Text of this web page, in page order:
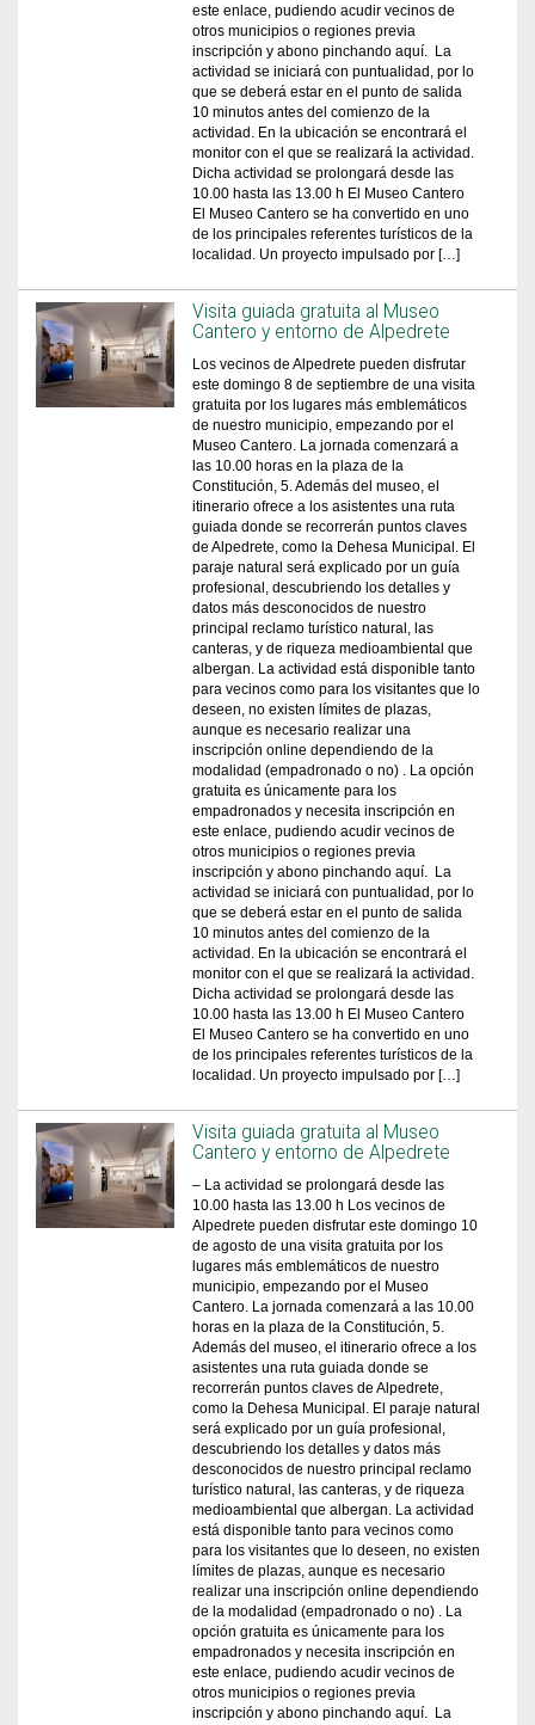
este enlace, pudiendo acudir vecinos de
otros municipios o regiones previa
inscripción y abono pinchando aquí. La
actividad se iniciará con puntualidad, por lo
que se deberá estar en el punto de salida
10 minutos antes del comienzo de la
actividad. En la ubicación se encontrará el
monitor con el que se realizará la actividad.
Dicha actividad se prolongará desde las
10.00 hasta las 13.00 h El Museo Cantero
El Museo Cantero se ha convertido en uno
de los principales referentes turísticos de la
localidad. Un proyecto impulsado por […]
Visita guiada gratuita al Museo
Cantero y entorno de Alpedrete
Los vecinos de Alpedrete pueden disfrutar
este domingo 8 de septiembre de una visita
gratuita por los lugares más emblemáticos
de nuestro municipio, empezando por el
Museo Cantero. La jornada comenzará a
las 10.00 horas en la plaza de la
Constitución, 5. Además del museo, el
itinerario ofrece a los asistentes una ruta
guiada donde se recorrerán puntos claves
de Alpedrete, como la Dehesa Municipal. El
paraje natural será explicado por un guía
profesional, descubriendo los detalles y
datos más desconocidos de nuestro
principal reclamo turístico natural, las
canteras, y de riqueza medioambiental que
albergan. La actividad está disponible tanto
para vecinos como para los visitantes que lo
deseen, no existen límites de plazas,
aunque es necesario realizar una
inscripción online dependiendo de la
modalidad (empadronado o no) . La opción
gratuita es únicamente para los
empadronados y necesita inscripción en
este enlace, pudiendo acudir vecinos de
otros municipios o regiones previa
inscripción y abono pinchando aquí. La
actividad se iniciará con puntualidad, por lo
que se deberá estar en el punto de salida
10 minutos antes del comienzo de la
actividad. En la ubicación se encontrará el
monitor con el que se realizará la actividad.
Dicha actividad se prolongará desde las
10.00 hasta las 13.00 h El Museo Cantero
El Museo Cantero se ha convertido en uno
de los principales referentes turísticos de la
localidad. Un proyecto impulsado por […]
Visita guiada gratuita al Museo
Cantero y entorno de Alpedrete
– La actividad se prolongará desde las
10.00 hasta las 13.00 h Los vecinos de
Alpedrete pueden disfrutar este domingo 10
de agosto de una visita gratuita por los
lugares más emblemáticos de nuestro
municipio, empezando por el Museo
Cantero. La jornada comenzará a las 10.00
horas en la plaza de la Constitución, 5.
Además del museo, el itinerario ofrece a los
asistentes una ruta guiada donde se
recorrerán puntos claves de Alpedrete,
como la Dehesa Municipal. El paraje natural
será explicado por un guía profesional,
descubriendo los detalles y datos más
desconocidos de nuestro principal reclamo
turístico natural, las canteras, y de riqueza
medioambiental que albergan. La actividad
está disponible tanto para vecinos como
para los visitantes que lo deseen, no existen
límites de plazas, aunque es necesario
realizar una inscripción online dependiendo
de la modalidad (empadronado o no) . La
opción gratuita es únicamente para los
empadronados y necesita inscripción en
este enlace, pudiendo acudir vecinos de
otros municipios o regiones previa
inscripción y abono pinchando aquí. La